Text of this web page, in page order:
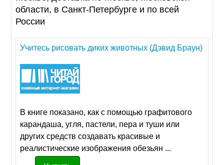
области, в Санкт-Петербурге и по всей
России
Учитесь рисовать диких животных (Дэвид Браун)
В книге показано, как с помощью графитового
карандаша, угля, пастели, пера и туши или
других средств создавать красивые и
реалистические изображения обезьян ...